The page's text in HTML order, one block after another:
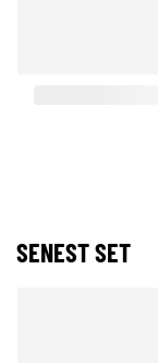
SENEST SET